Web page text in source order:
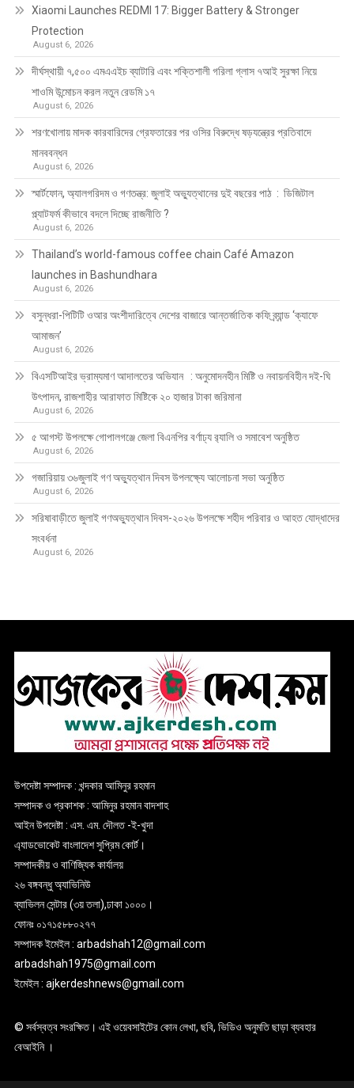
Xiaomi Launches REDMI 17: Bigger Battery & Stronger
Protection
August 6, 2026
দীর্ঘস্থায়ী ৭,৫০০ এমএএইচ ব্যাটারি এবং শক্তিশালী গরিলা গ্লাস ৭আই সুরক্ষা নিয়ে
শাওমি উন্মোচন করল নতুন রেডমি ১৭
August 6, 2026
শরণখোলায় মাদক কারবারিদের গ্রেফতারের পর ওসির বিরুদ্ধে ষড়যন্ত্রের প্রতিবাদে
মানববন্ধন
August 6, 2026
স্মার্টফোন, অ্যালগরিদম ও গণতন্ত্র: জুলাই অভ্যুত্থানের দুই বছরের পাঠ : ডিজিটাল
প্ল্যাটফর্ম কীভাবে বদলে দিচ্ছে রাজনীতি ?
August 6, 2026
Thailand’s world-famous coffee chain Café Amazon
launches in Bashundhara
August 6, 2026
বসুন্ধরা-পিটিটি ওআর অংশীদারিত্বে দেশের বাজারে আন্তর্জাতিক কফি ব্র্যান্ড ‘ক্যাফে
আমাজন’
August 6, 2026
বিএসটিআইর ভ্রাম্যমাণ আদালতের অভিযান : অনুমোদনহীন মিষ্টি ও নবায়নবিহীন দই-ঘি
উৎপাদন, রাজশাহীর আরাফাত মিষ্টিকে ২০ হাজার টাকা জরিমানা
August 6, 2026
৫ আগস্ট উপলক্ষে গোপালগঞ্জে জেলা বিএনপির বর্ণাঢ্য র‍্যালি ও সমাবেশ অনুষ্ঠিত
August 6, 2026
গজারিয়ায় ৩৬জুলাই গণ অভ্যুত্থান দিবস উপলক্ষ্যে আলোচনা সভা অনুষ্ঠিত
August 6, 2026
সরিষাবাড়ীতে জুলাই গণঅভ্যুত্থান দিবস-২০২৬ উপলক্ষে শহীদ পরিবার ও আহত যোদ্ধাদের
সংবর্ধনা
August 6, 2026
উপদেষ্টা সম্পাদক : খন্দকার আমিনুর রহমান
সম্পাদক ও প্রকাশক : আমিনুর রহমান বাদশাহ
আইন উপদেষ্টা : এস. এম. দৌলত -ই-খুদা
এ্যাডভোকেট বাংলাদেশ সুপ্রিম কোর্ট।
সম্পাদকীয় ও বাণিজ্যিক কার্যালয়
২৬ বঙ্গবন্ধু অ্যাভিনিউ
ব্যাভিলন সেন্টার (৩য় তলা),ঢাকা ১০০০।
ফোনঃ ০১৭১৫৮৮০২৭৭
সম্পাদক ইমেইল : arbadshah12@gmail.com
arbadshah1975@gmail.com
ইমেইল : ajkerdeshnews@gmail.com
© সর্বস্বত্ব সংরক্ষিত। এই ওয়েবসাইটের কোন লেখা, ছবি, ভিডিও অনুমতি ছাড়া ব্যবহার
বেআইনি ।